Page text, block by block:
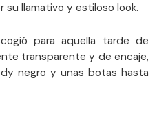
su llamativo y estiloso look.
para aquella tarde de
transparente y de encaje,
negro y unas botas hasta